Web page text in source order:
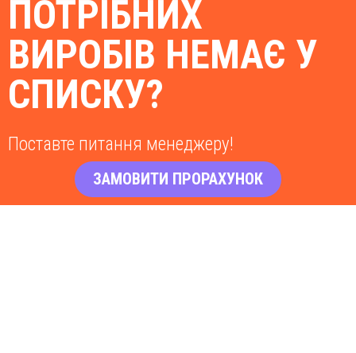
ПОТРІБНИХ
ВИРОБІВ НЕМАЄ У
СПИСКУ?
Поставте питання менеджеру!
ЗАМОВИТИ ПРОРАХУНОК